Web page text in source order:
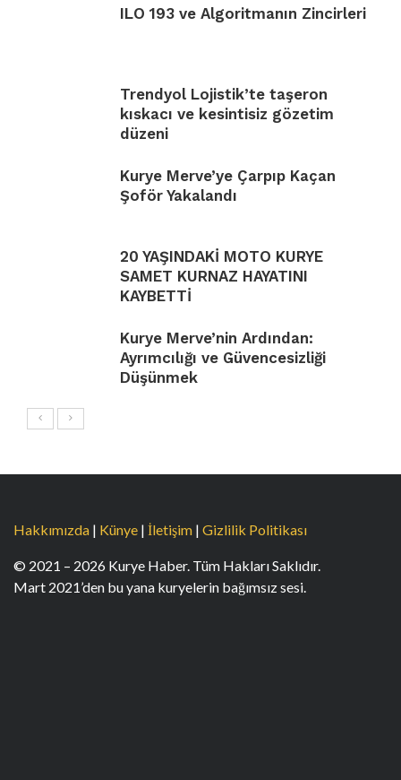
ILO 193 ve Algoritmanın Zincirleri
Trendyol Lojistik’te taşeron
kıskacı ve kesintisiz gözetim
düzeni
Kurye Merve’ye Çarpıp Kaçan
Şoför Yakalandı
20 YAŞINDAKİ MOTO KURYE
SAMET KURNAZ HAYATINI
KAYBETTİ
Kurye Merve’nin Ardından:
Ayrımcılığı ve Güvencesizliği
Düşünmek
Hakkımızda | Künye | İletişim | Gizlilik Politikası
© 2021 – 2026 Kurye Haber. Tüm Hakları Saklıdır.
Mart 2021’den bu yana kuryelerin bağımsız sesi.